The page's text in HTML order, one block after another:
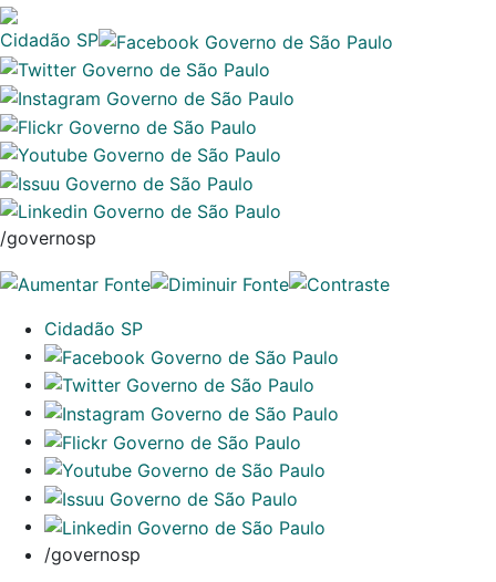
Cidadão SP
/governosp
Cidadão SP
/governosp